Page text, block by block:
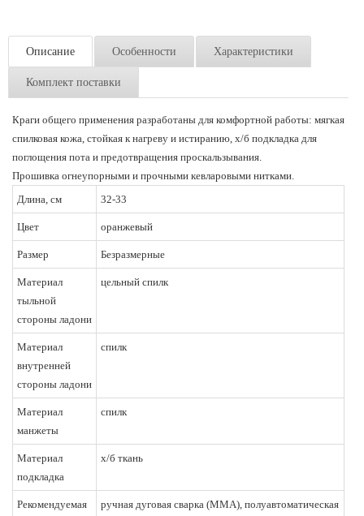
Описание Особенности Характеристики
Комплект поставки
Краги общего применения разработаны для комфортной работы: мягкая
спилковая кожа, стойкая к нагреву и истиранию, х/б подкладка для
поглощения пота и предотвращения проскальзывания.
Прошивка огнеупорными и прочными кевларовыми нитками.
Длина, см
32-33
Цвет оранжевый
Размер Безразмерные
Материал
тыльной
стороны ладони
цельный спилк
Материал
внутренней
стороны ладони
спилк
Материал
манжеты
спилк
Материал
подкладка
х/б ткань
Рекомендуемая
ручная дуговая сварка (ММА), полуавтоматическая